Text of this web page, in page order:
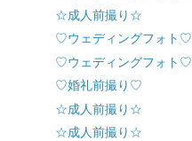
☆成人前撮り☆
♡ウェディングフォト♡
♡ウェディングフォト♡
♡婚礼前撮り♡
☆成人前撮り☆
☆成人前撮り☆